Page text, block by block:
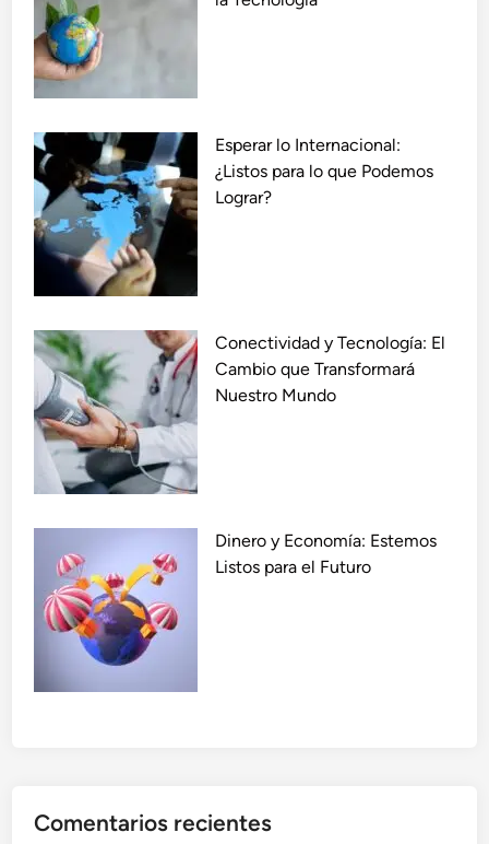
Esperar lo Internacional:
¿Listos para lo que Podemos
Lograr?
Conectividad y Tecnología: El
Cambio que Transformará
Nuestro Mundo
Dinero y Economía: Estemos
Listos para el Futuro
Comentarios recientes